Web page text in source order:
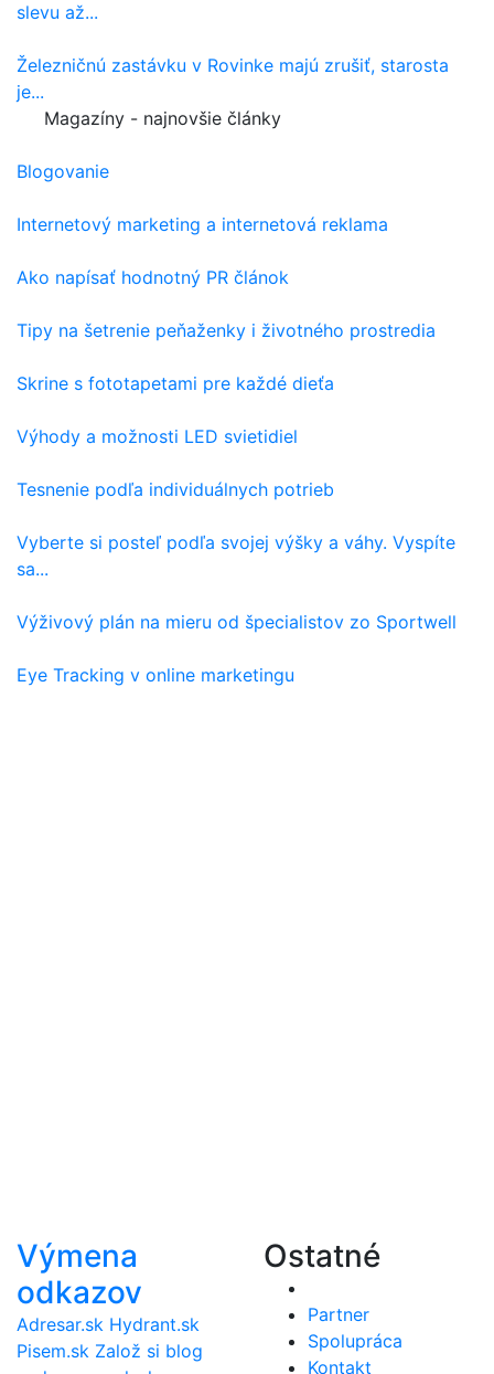
slevu až...
Železničnú zastávku v Rovinke majú zrušiť, starosta
je...
Magazíny - najnovšie články
Blogovanie
Internetový marketing a internetová reklama
Ako napísať hodnotný PR článok
Tipy na šetrenie peňaženky i životného prostredia
Skrine s fototapetami pre každé dieťa
Výhody a možnosti LED svietidiel
Tesnenie podľa individuálnych potrieb
Vyberte si posteľ podľa svojej výšky a váhy. Vyspíte
sa...
Výživový plán na mieru od špecialistov zo Sportwell
Eye Tracking v online marketingu
Výmena
odkazov
Adresar.sk Hydrant.sk
Pisem.sk Založ si blog
Ostatné
Partner
Spolupráca
Kontakt